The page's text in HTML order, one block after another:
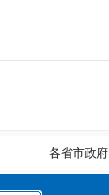
各省市政府